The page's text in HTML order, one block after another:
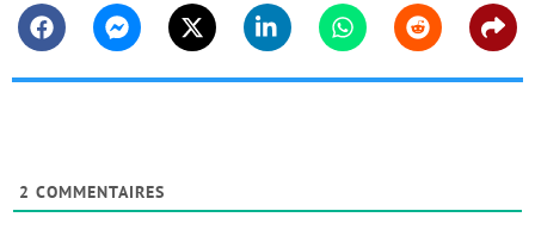
FacebookMessengerTwitter Linkedin WhatsappReddit
2 COMMENTAIRES